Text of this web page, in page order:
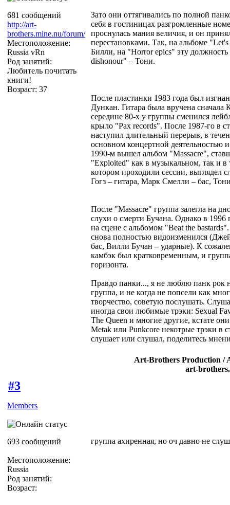
681 сообщений
http://art-
brothers.mine.nu/forum/
Местоположение:
Russia vRn
Род занятий:
Любитель почитать
книги!
Возраст: 37
Зато они оттягивались по полной
себя в гостиницах разгромленные
проснулась мания величия, и он
перестановками. Так, на альбоме
Билли, на "Horror epics" эту
dishonour" – Тони.
После пластинки 1983 года был
Дункан. Гитара была вручена
середине 80-х у группы сменился
крыло "Pax records". После 1987-го в
наступил длительный перерыв, в
основном концертной деятельностью
1990-м вышел альбом "Massacre",
"Exploited" как в музыкальном, так и в
котором проходили сессии, выглядел
Гогз – гитара, Марк Смелли – бас,
После "Massacre" группа залегла на
слухи о смерти Бучана. Однако в
на сцене с альбомом "Beat the
снова полностью видоизменился
бас, Вилли Бучан – ударные). К
камбэк был кратковременным, и
горизонта.
Правдо панки..., я не люблю панк рок
группа, и не когда не попсели как
творчество, советую послушать.
иногда свои любимые трэки: Sexual
The Queen и многие другие, кстате
Metak или Punkcore некотрые трэки в
слушает или слушал, поделитесь
Art-Brothers Production /
art-
#3
Members
693 сообщений
Местоположение:
Russia
Род занятий:
Возраст:
группа ахиренная, но оч давно не